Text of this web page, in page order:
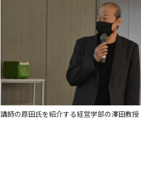
講師の原田氏を紹介する経営学部の澤田教授